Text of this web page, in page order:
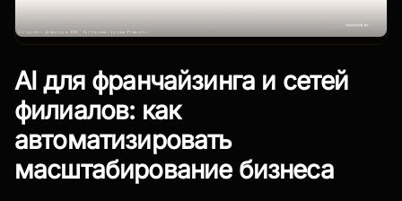
AI для франчайзинга и сетей
филиалов: как
автоматизировать
масштабирование бизнеса